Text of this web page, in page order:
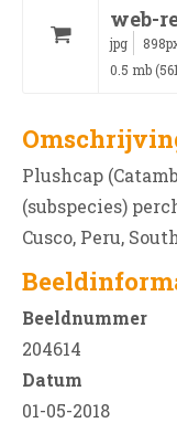
web-
jpg
0.5 mb
Plushcap
(subspecies)
Cusco, Peru,
Beeldnummer
204614
Datum
01-05-2018